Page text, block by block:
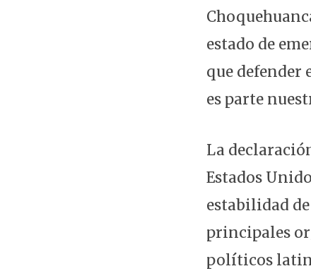
estado de
que defender
es parte
La
Estados
estabilidad
principales
políticos